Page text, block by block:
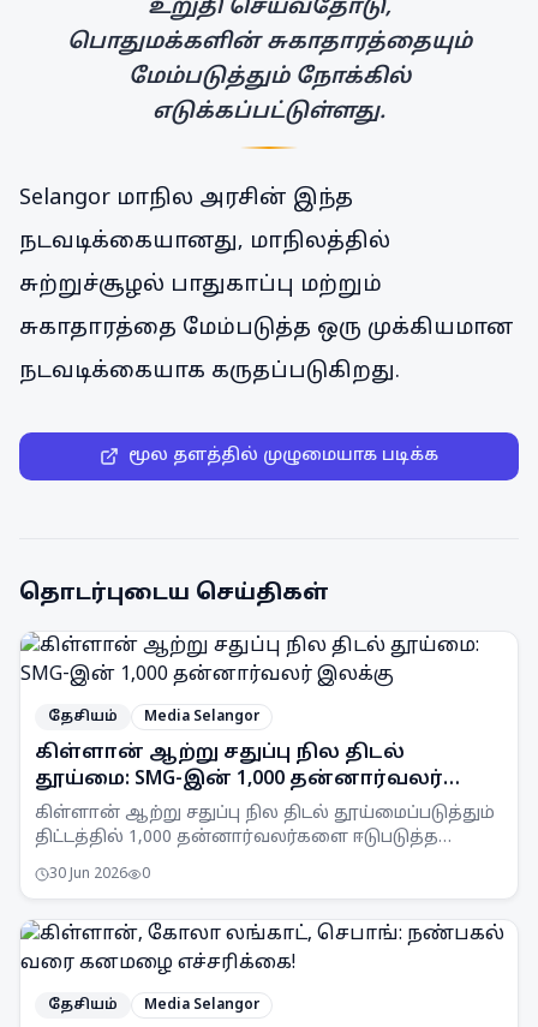
உறுதி செய்வதோடு,
பொதுமக்களின் சுகாதாரத்தையும்
மேம்படுத்தும் நோக்கில்
எடுக்கப்பட்டுள்ளது.
Selangor மாநில அரசின் இந்த
நடவடிக்கையானது, மாநிலத்தில்
சுற்றுச்சூழல் பாதுகாப்பு மற்றும்
சுகாதாரத்தை மேம்படுத்த ஒரு முக்கியமான
நடவடிக்கையாக கருதப்படுகிறது.
மூல தளத்தில் முழுமையாக படிக்க
தொடர்புடைய செய்திகள்
தேசியம் Media Selangor
கிள்ளான் ஆற்று சதுப்பு நில திடல்
தூய்மை: SMG-இன் 1,000 தன்னார்வலர்
இலக்கு
கிள்ளான் ஆற்று சதுப்பு நில திடல் தூய்மைப்படுத்தும்
திட்டத்தில் 1,000 தன்னார்வலர்களை ஈடுபடுத்த
வைத்துள்ளது.
30 Jun 2026 0
தேசியம் Media Selangor